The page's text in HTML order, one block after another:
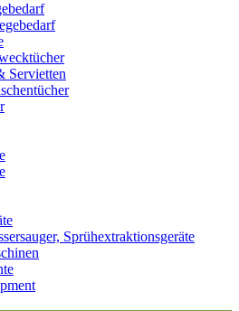
Servietten
Sprühextraktionsgeräte